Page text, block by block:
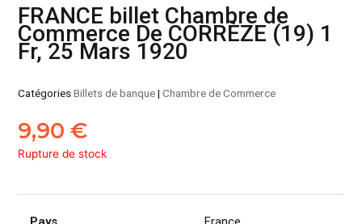
FRANCE billet Chambre de
Commerce De CORRÈZE (19) 1
Fr, 25 Mars 1920
CatégoriesBillets de banque|Chambre de Commerce
9,90€
Rupture de stock